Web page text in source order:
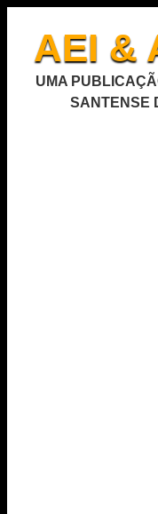
AEI &
UMA
SANTENSE